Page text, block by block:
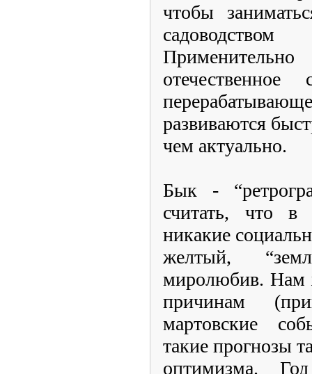
чтобы
развиваются
чем актуально.
Бык -
считать, что
никакие
желтый,
миролюбив. Нам
причинам
мартовские
такие прогнозы
оптимизма.